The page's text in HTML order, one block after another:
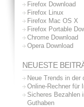
Firefox Download
Firefox Linux
Firefox Mac OS X
Firefox Portable
Chrome Download
Opera Download
NEUESTE
Neue Trends in der
Online-Rechner für
Sicheres Bezahlen
Guthaben